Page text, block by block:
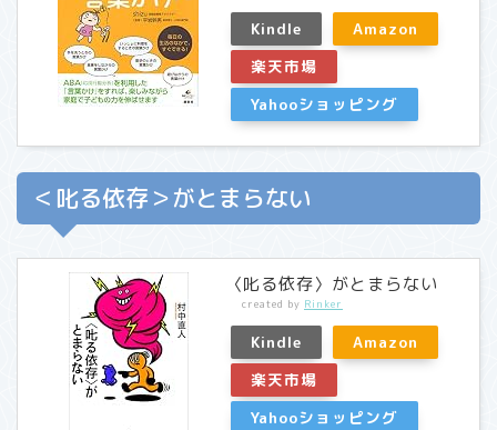
Kindle
Amazon
楽天市場
Yahooショッピング
＜叱る依存＞がとまらない
〈叱る依存〉がとまらない
created by Rinker
Kindle
Amazon
楽天市場
Yahooショッピング